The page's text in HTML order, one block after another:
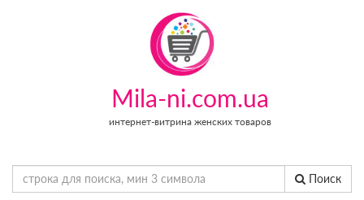
Mila-ni.com.ua
интернет-витрина женских товаров
Поиск